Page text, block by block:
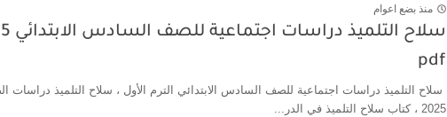
منذ بضع اعوام
pdf
سلاح التلميذ دراسات اجتماعية للصف السادس الابتدائي الترم الأول ، سلاح التلميذ دراسات
2025 ، كتاب سلاح التلميذ في الدر...